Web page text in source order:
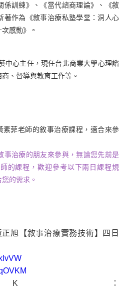
係訓練》、《當代諮商理論》、《敘
著作為《敘事治療私塾學堂：洞人心
感動》。
中心主任，現任台北商業大學心理諮
、督導與教育工作等。
菲老師的敘事治療課程，適合來參
事治療的朋友來參與，無論您先前是
的課程，歡迎參考以下兩日課程規
的需求。
旭【敘事治療實務技術】四日
：